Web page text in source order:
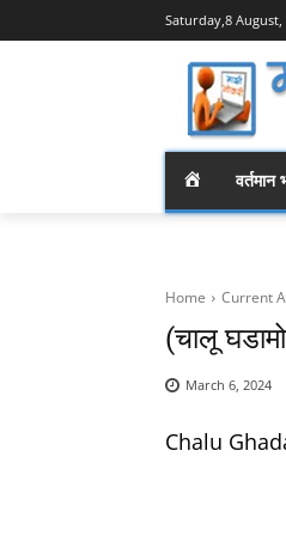
Saturday,8 August,
M
E
Home Current
(चालू
March 6, 2024
Chalu